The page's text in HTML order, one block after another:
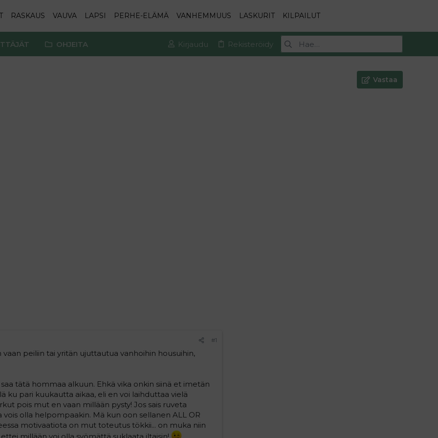
RASKAUS VAUVA LAPSI PERHE-ELÄMÄ VANHEMMUUS LASKURIT KILPAILUT
OHJEITA Kirjaudu Rekisteröidy
Vastaa
#1
peiliin tai yritän ujuttautua vanhoihin housuihin,
tätä hommaa alkuun. Ehkä vika onkin siinä et imetän
ku pari kuukautta aikaa, eli en voi laihduttaa vielä
pois mut en vaan millään pysty! Jos sais ruveta
olla helpompaakin. Mä kun oon sellanen ALL OR
motivaatiota on mut toteutus tökkii... on muka niin